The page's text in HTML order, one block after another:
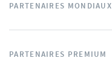
PARTENAIRES MONDIAUX
PARTENAIRES PREMIUM